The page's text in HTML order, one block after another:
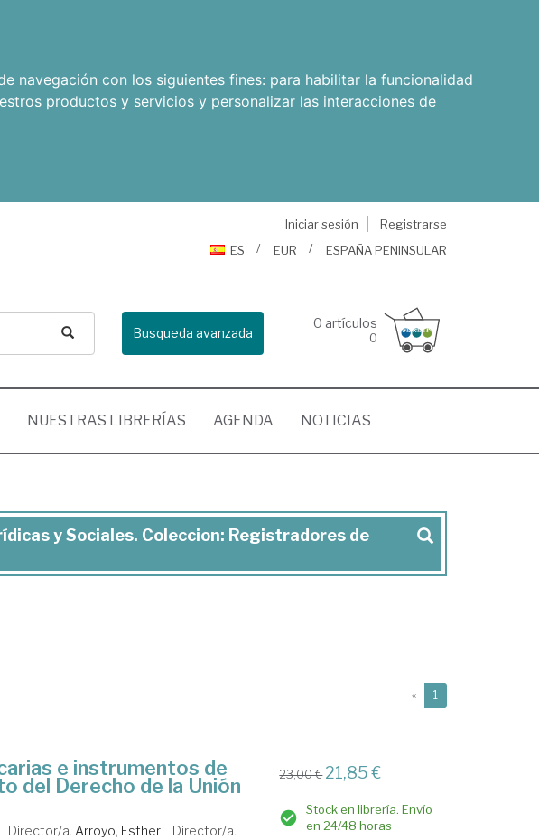
navegación con los siguientes fines: para habilitar la funcionalidad
productos y servicios y personalizar las interacciones de
Iniciar sesión
Registrarse
ES
EUR ESPAÑA PENINSULAR
Busqueda avanzada
0 artículos
0
NUESTRAS LIBRERÍAS AGENDA NOTICIAS
y Sociales. Coleccion: Registradores de
« 1
e instrumentos de
del Derecho de la Unión
Director/a. Arroyo, Esther
Director/a.
23,00 € 21,85 €
Stock en librería. Envío
en 24/48 horas